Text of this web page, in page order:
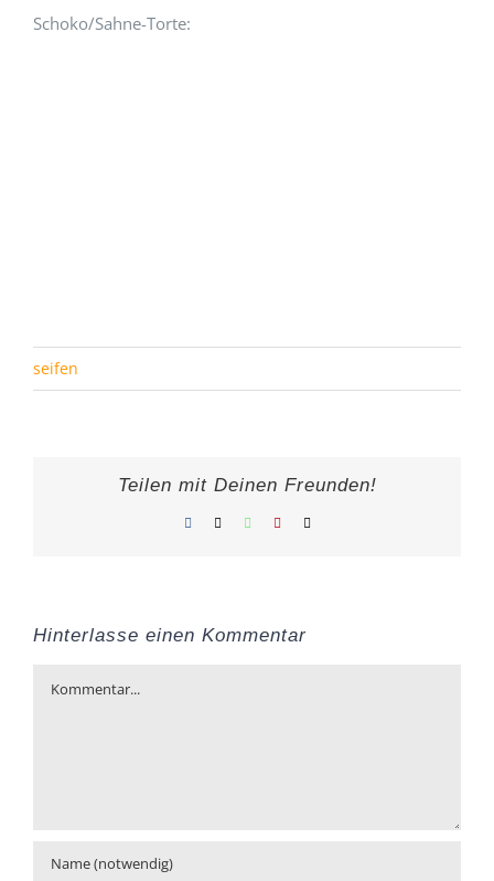
Schoko/Sahne-Torte:
seifen
Teilen mit Deinen Freunden!
Facebook
X WhatsApp
Pinterest
E-
Hinterlasse einen Kommentar
Kommentar